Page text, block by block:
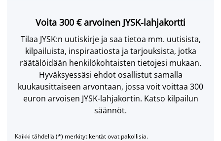
Voita 300 € arvoinen JYSK-lahjakortti
Tilaa JYSK:n uutiskirje ja saa tietoa mm. uutisista,
kilpailuista, inspiraatiosta ja tarjouksista, jotka
räätälöidään henkilökohtaisten tietojesi mukaan.
Hyväksyessäsi ehdot osallistut samalla
kuukausittaiseen arvontaan, jossa voit voittaa 300
euron arvoisen JYSK-lahjakortin. Katso kilpailun
säännöt.
Kaikki tähdellä (*) merkityt kentät ovat pakollisia.